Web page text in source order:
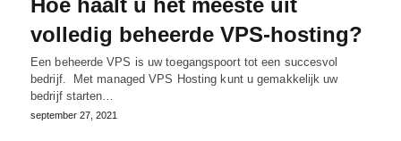
Hoe haalt u het meeste uit
volledig beheerde VPS-hosting?
Een beheerde VPS is uw toegangspoort tot een succesvol
bedrijf. Met managed VPS Hosting kunt u gemakkelijk uw
bedrijf starten…
september 27, 2021